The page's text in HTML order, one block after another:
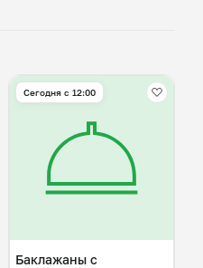
Сегодня с 12:00
Баклажаны с